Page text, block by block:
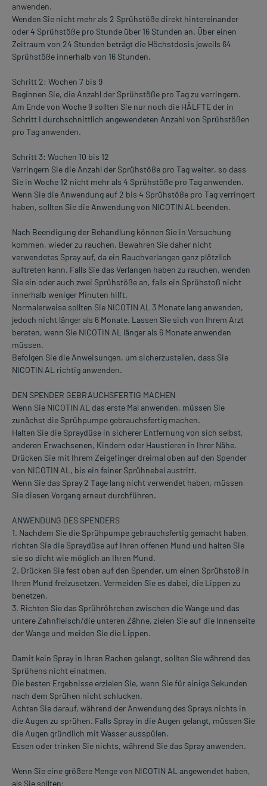
anwenden.
Wenden Sie nicht mehr als 2 Sprühstöße direkt hintereinander
oder 4 Sprühstöße pro Stunde über 16 Stunden an. Über einen
Zeitraum von 24 Stunden beträgt die Höchstdosis jeweils 64
Sprühstöße innerhalb von 16 Stunden.
Schritt 2: Wochen 7 bis 9
Beginnen Sie, die Anzahl der Sprühstöße pro Tag zu verringern.
Am Ende von Woche 9 sollten Sie nur noch die HÄLFTE der in
Schritt I durchschnittlich angewendeten Anzahl von Sprühstößen
pro Tag anwenden.
Schritt 3: Wochen 10 bis 12
Verringern Sie die Anzahl der Sprühstöße pro Tag weiter, so dass
Sie in Woche 12 nicht mehr als 4 Sprühstöße pro Tag anwenden.
Wenn Sie die Anwendung auf 2 bis 4 Sprühstöße pro Tag verringert
haben, sollten Sie die Anwendung von NICOTIN AL beenden.
Nach Beendigung der Behandlung können Sie in Versuchung
kommen, wieder zu rauchen. Bewahren Sie daher nicht
verwendetes Spray auf, da ein Rauchverlangen ganz plötzlich
auftreten kann. Falls Sie das Verlangen haben zu rauchen, wenden
Sie ein oder auch zwei Sprühstöße an, falls ein Sprühstoß nicht
innerhalb weniger Minuten hilft.
Normalerweise sollten Sie NICOTIN AL 3 Monate lang anwenden,
jedoch nicht länger als 6 Monate. Lassen Sie sich von Ihrem Arzt
beraten, wenn Sie NICOTIN AL länger als 6 Monate anwenden
müssen.
Befolgen Sie die Anweisungen, um sicherzustellen, dass Sie
NICOTIN AL richtig anwenden.
DEN SPENDER GEBRAUCHSFERTIG MACHEN
Wenn Sie NICOTIN AL das erste Mal anwenden, müssen Sie
zunächst die Sprühpumpe gebrauchsfertig machen.
Halten Sie die Spraydüse in sicherer Entfernung von sich selbst,
anderen Erwachsenen, Kindern oder Haustieren in Ihrer Nähe.
Drücken Sie mit Ihrem Zeigefinger dreimal oben auf den Spender
von NICOTIN AL, bis ein feiner Sprühnebel austritt.
Wenn Sie das Spray 2 Tage lang nicht verwendet haben, müssen
Sie diesen Vorgang erneut durchführen.
ANWENDUNG DES SPENDERS
1. Nachdem Sie die Sprühpumpe gebrauchsfertig gemacht haben,
richten Sie die Spraydüse auf Ihren offenen Mund und halten Sie
sie so dicht wie möglich an Ihren Mund.
2. Drücken Sie fest oben auf den Spender, um einen Sprühstoß in
Ihren Mund freizusetzen. Vermeiden Sie es dabei, die Lippen zu
benetzen.
3. Richten Sie das Sprühröhrchen zwischen die Wange und das
untere Zahnfleisch/die unteren Zähne, zielen Sie auf die Innenseite
der Wange und meiden Sie die Lippen.
Damit kein Spray in Ihren Rachen gelangt, sollten Sie während des
Sprühens nicht einatmen.
Die besten Ergebnisse erzielen Sie, wenn Sie für einige Sekunden
nach dem Sprühen nicht schlucken.
Achten Sie darauf, während der Anwendung des Sprays nichts in
die Augen zu sprühen. Falls Spray in die Augen gelangt, müssen Sie
die Augen gründlich mit Wasser ausspülen.
Essen oder trinken Sie nichts, während Sie das Spray anwenden.
Wenn Sie eine größere Menge von NICOTIN AL angewendet haben,
als Sie sollten: